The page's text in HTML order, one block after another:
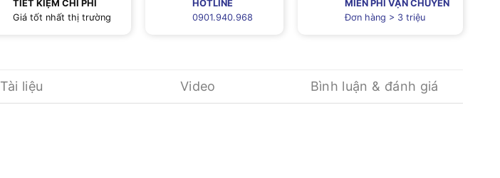
TIẾT KIỆM CHI PHÍ
Giá tốt nhất thị trường
HOTLINE
0901.940.968
MIỄN PHÍ VẬN CHUYỂN
Đơn hàng > 3 triệu
Tài liệu Video Bình luận & đánh giá